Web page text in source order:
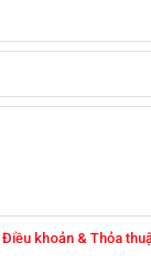
Điều khoản & Thỏa